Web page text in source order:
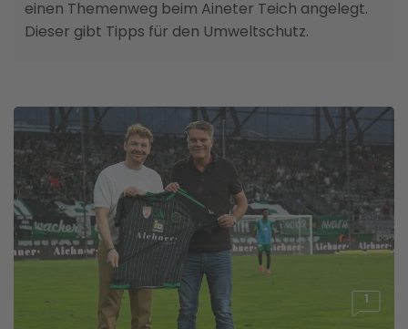
einen Themenweg beim Aineter Teich angelegt.
Dieser gibt Tipps für den Umweltschutz.
1